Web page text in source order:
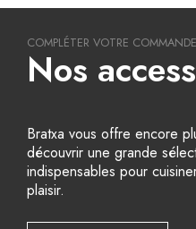
COMPLÉTER VOTRE
Nos
Bratxa vous offre encore
découvrir une grande
indispensables pour
plaisir.